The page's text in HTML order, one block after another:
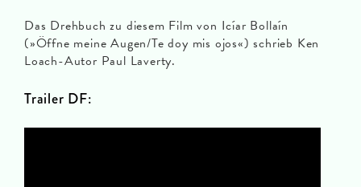
Das Drehbuch zu diesem Film von Icíar Bollaín
(»Öffne meine Augen/Te doy mis ojos«) schrieb Ken
Loach-Autor Paul Laverty.
Trailer DF: